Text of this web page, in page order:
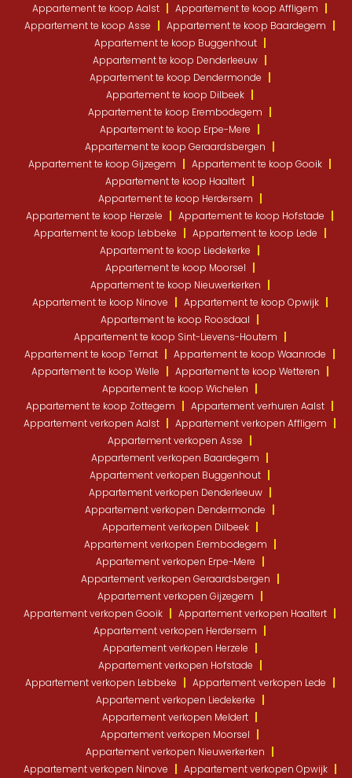
Appartement te koop Aalst
Appartement te koop Affligem
Appartement te koop Asse
Appartement te koop Baardegem
Appartement te koop Buggenhout
Appartement te koop Denderleeuw
Appartement te koop Dendermonde
Appartement te koop Dilbeek
Appartement te koop Erembodegem
Appartement te koop Erpe-Mere
Appartement te koop Geraardsbergen
Appartement te koop Gijzegem
Appartement te koop Gooik
Appartement te koop Haaltert
Appartement te koop Herdersem
Appartement te koop Herzele
Appartement te koop Hofstade
Appartement te koop Lebbeke
Appartement te koop Lede
Appartement te koop Liedekerke
Appartement te koop Moorsel
Appartement te koop Nieuwerkerken
Appartement te koop Ninove
Appartement te koop Opwijk
Appartement te koop Roosdaal
Appartement te koop Sint-Lievens-Houtem
Appartement te koop Ternat
Appartement te koop Waanrode
Appartement te koop Welle
Appartement te koop Wetteren
Appartement te koop Wichelen
Appartement te koop Zottegem
Appartement verhuren Aalst
Appartement verkopen Aalst
Appartement verkopen Affligem
Appartement verkopen Asse
Appartement verkopen Baardegem
Appartement verkopen Buggenhout
Appartement verkopen Denderleeuw
Appartement verkopen Dendermonde
Appartement verkopen Dilbeek
Appartement verkopen Erembodegem
Appartement verkopen Erpe-Mere
Appartement verkopen Geraardsbergen
Appartement verkopen Gijzegem
Appartement verkopen Gooik
Appartement verkopen Haaltert
Appartement verkopen Herdersem
Appartement verkopen Herzele
Appartement verkopen Hofstade
Appartement verkopen Lebbeke
Appartement verkopen Lede
Appartement verkopen Liedekerke
Appartement verkopen Meldert
Appartement verkopen Moorsel
Appartement verkopen Nieuwerkerken
Appartement verkopen Ninove
Appartement verkopen Opwijk